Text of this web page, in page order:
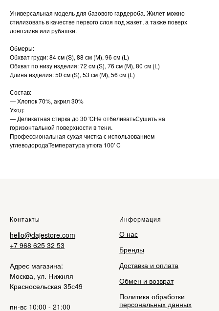
Универсальная модель для базового гардероба. Жилет можно
стилизовать в качестве первого слоя под жакет, а также поверх
лонгслива или рубашки.
Обмеры:
Обхват груди: 84 см (S), 88 см (M), 96 см (L)
Обхват по низу изделия: 72 см (S), 76 см (M), 80 см (L)
Длина изделия: 50 см (S), 53 см (M), 56 см (L)
Состав:
— Хлопок 70%, акрил 30%
Уход:
— Деликатная стирка до 30 'CНе отбеливатьСушить на
горизонтальной поверхности в тени.
Профессиональная сухая чистка с использованием
углеводородаТемпература утюга 100' C
Контакты
hello@dajestore.com
+7 968 625 32 53
Адрес магазина:
Москва, ул. Нижняя
Красносельская 35с49
пн-вс 10:00 - 21:00
Информация
О нас
Бренды
Доставка и оплата
Обмен и возврат
Политика обработки
персональных данных